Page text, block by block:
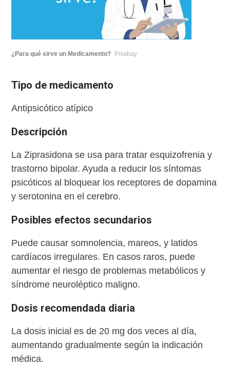
¿Para qué sirve un Medicamento? Pixabay
Tipo de medicamento
Antipsicótico atípico
Descripción
La Ziprasidona se usa para tratar esquizofrenia y
trastorno bipolar. Ayuda a reducir los síntomas
psicóticos al bloquear los receptores de dopamina
y serotonina en el cerebro.
Posibles efectos secundarios
Puede causar somnolencia, mareos, y latidos
cardíacos irregulares. En casos raros, puede
aumentar el riesgo de problemas metabólicos y
síndrome neuroléptico maligno.
Dosis recomendada diaria
La dosis inicial es de 20 mg dos veces al día,
aumentando gradualmente según la indicación
médica.